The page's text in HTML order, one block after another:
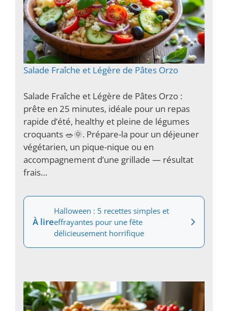
Salade Fraîche et Légère de Pâtes Orzo
Salade Fraîche et Légère de Pâtes Orzo :
prête en 25 minutes, idéale pour un repas
rapide d’été, healthy et pleine de légumes
croquants 🥗🌞. Prépare-la pour un déjeuner
végétarien, un pique-nique ou en
accompagnement d’une grillade — résultat
frais…
À lire
Halloween : 5 recettes simples et
effrayantes pour une fête
délicieusement horrifique